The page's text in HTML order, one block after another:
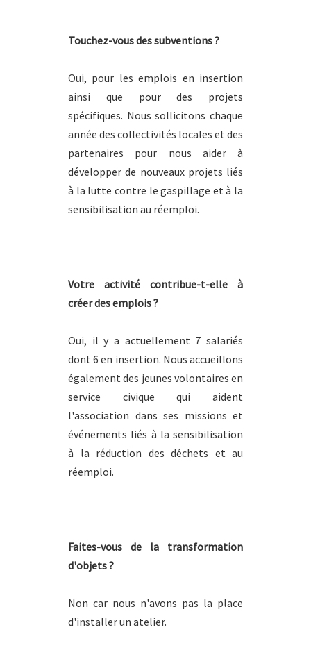
Touchez-vous des subventions ?
Oui, pour les emplois en insertion
ainsi que pour des projets
spécifiques. Nous sollicitons chaque
année des collectivités locales et des
partenaires pour nous aider à
développer de nouveaux projets liés
à la lutte contre le gaspillage et à la
sensibilisation au réemploi.
Votre activité contribue-t-elle à
créer des emplois ?
Oui, il y a actuellement 7 salariés
dont 6 en insertion. Nous accueillons
également des jeunes volontaires en
service civique qui aident
l'association dans ses missions et
événements liés à la sensibilisation
à la réduction des déchets et au
réemploi.
Faites-vous de la transformation
d'objets ?
Non car nous n'avons pas la place
d'installer un atelier.